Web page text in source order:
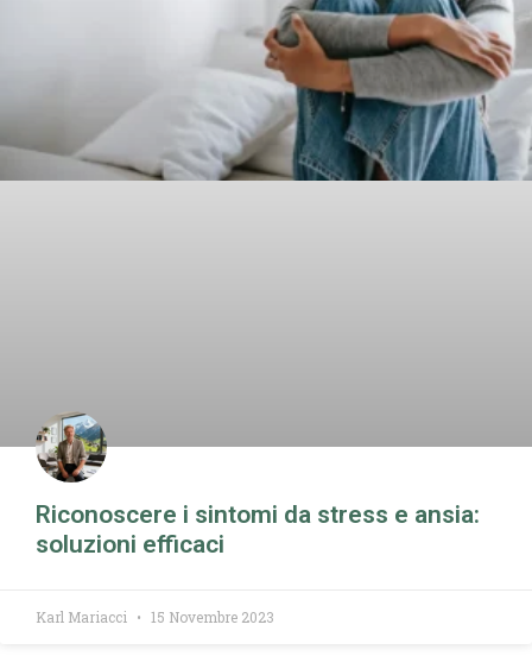
Riconoscere i sintomi da stress e ansia:
soluzioni efficaci
Karl Mariacci 15 Novembre 2023